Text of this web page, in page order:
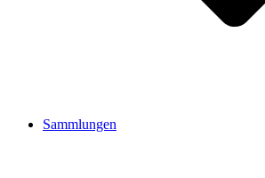
Sammlungen